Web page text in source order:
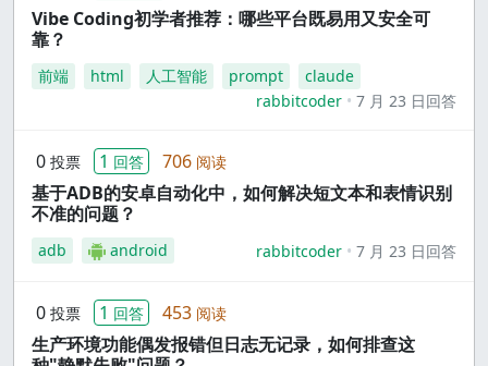
Vibe Coding初学者推荐：哪些平台既易用又安全可
靠？
前端 html 人工智能 prompt
claude
rabbitcoder
7 月 23 日回答
0 投票 1 回答 706 阅读
基于ADB的安卓自动化中，如何解决短文本和表情识别
不准的问题？
adb android rabbitcoder 7 月 23 日回答
0 投票 1 回答 453 阅读
生产环境功能偶发报错但日志无记录，如何排查这